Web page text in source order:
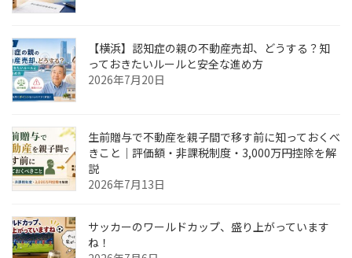
【横浜】認知症の親の不動産売却、どうする？知
っておきたいルールと安全な進め方
2026年7月20日
生前贈与で不動産を親子間で移す前に知っておくべ
きこと｜評価額・非課税制度・3,000万円控除を解
説
2026年7月13日
サッカーのワールドカップ、盛り上がっています
ね！